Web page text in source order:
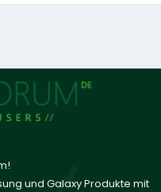
und Galaxy Produkte mit